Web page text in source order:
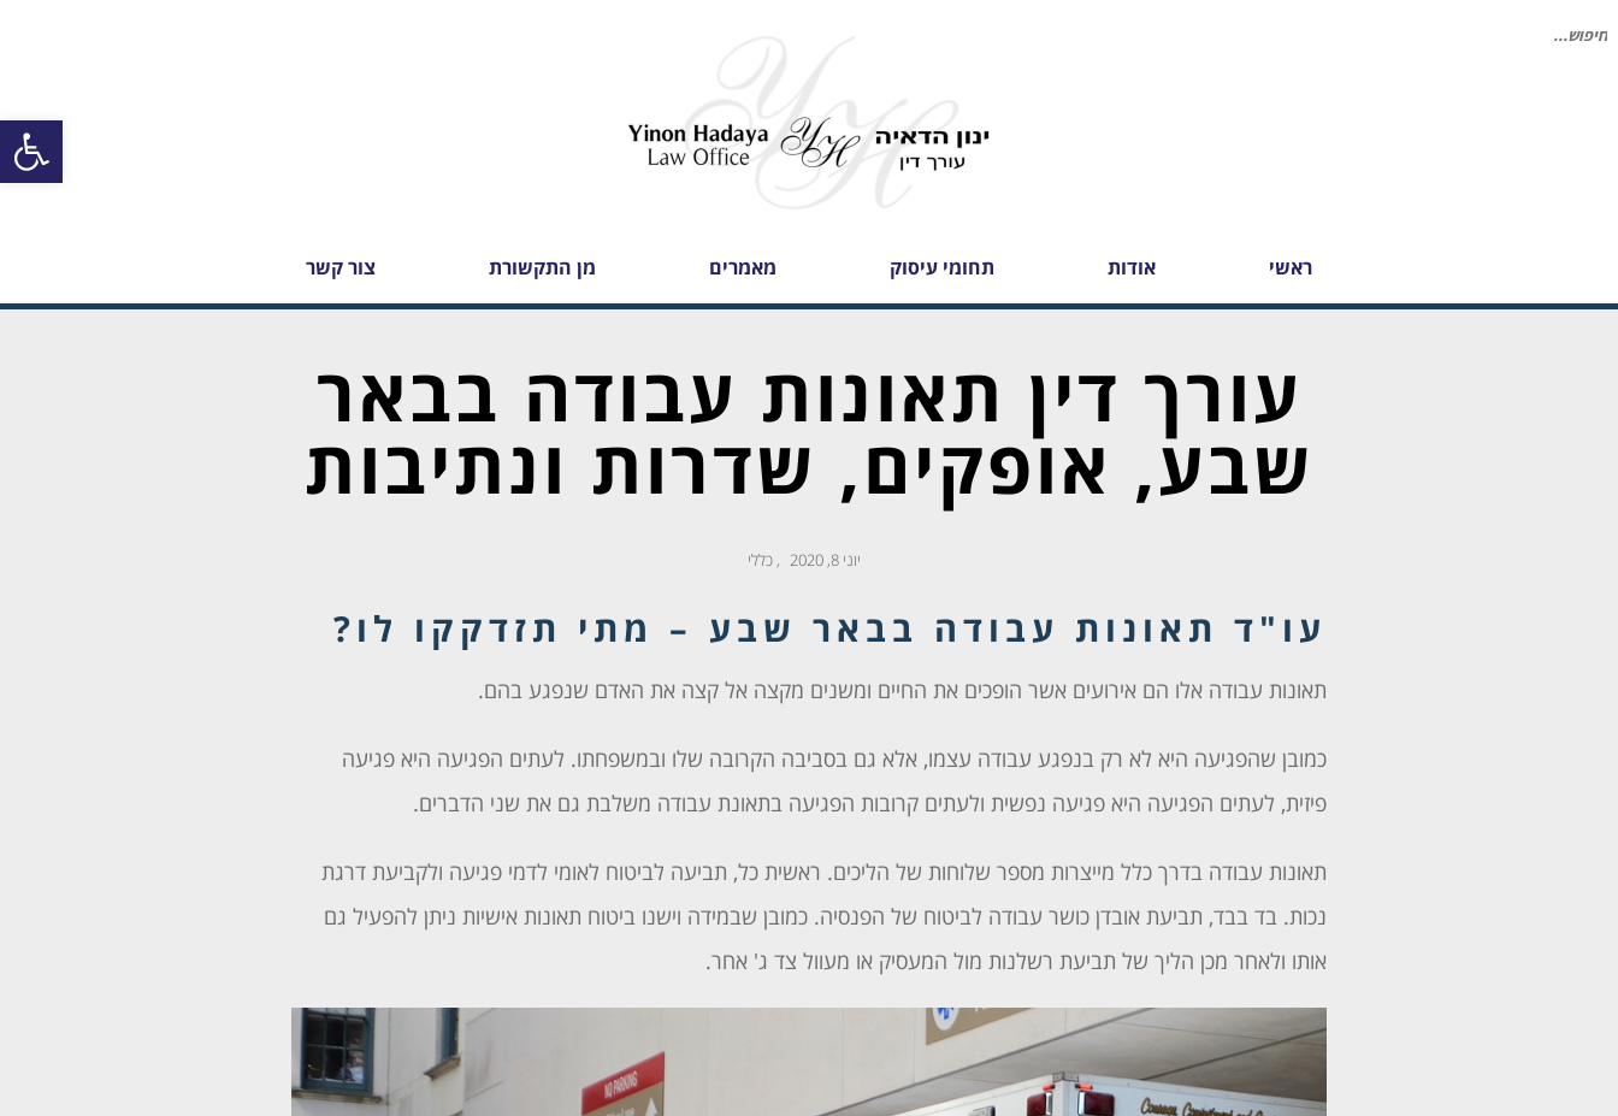
פתח
חיפוש
ראשי אודות תחומי עיסוק מאמרים מן התקשורת צור קשר
עורך דין תאונות עבודה בבאר
שבע, אופקים, שדרות ונתיבות
יוני 8, 2020 , כללי
עו"ד תאונות עבודה בבאר שבע – מתי תזדקקו לו?
תאונות עבודה אלו הם אירועים אשר הופכים את החיים ומשנים מקצה אל קצה את האדם שנפגע בהם.
כמובן שהפגיעה היא לא רק בנפגע עבודה עצמו, אלא גם בסביבה הקרובה שלו ובמשפחתו. לעתים הפגיעה היא פגיעה
פיזית, לעתים הפגיעה היא פגיעה נפשית ולעתים קרובות הפגיעה בתאונת עבודה משלבת גם את שני הדברים.
תאונות עבודה בדרך כלל מייצרות מספר שלוחות של הליכים. ראשית כל, תביעה לביטוח לאומי לדמי פגיעה ולקביעת דרגת
נכות. בד בבד, תביעת אובדן כושר עבודה לביטוח של הפנסיה. כמובן שבמידה וישנו ביטוח תאונות אישיות ניתן להפעיל גם
אותו ולאחר מכן הליך של תביעת רשלנות מול המעסיק או מעוול צד ג' אחר.